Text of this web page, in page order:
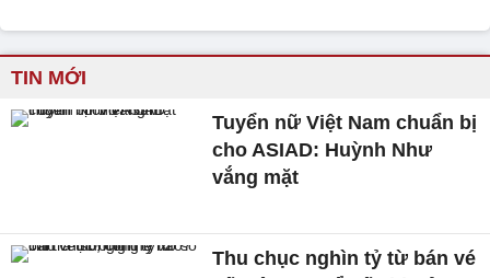
TIN MỚI
Tuyển nữ Việt Nam chuẩn bị
cho ASIAD: Huỳnh Như
vắng mặt
Thu chục nghìn tỷ từ bán vé